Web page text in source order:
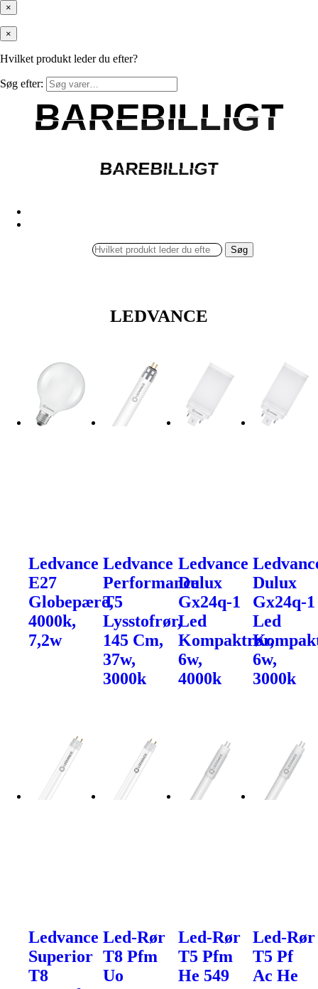
×
×
Hvilket produkt leder du efter?
Søg efter:
BAREBILLIGT
BAREBILLIGT
BAREBILLIGT
BAREBILLIGT
Søg
LEDVANCE
Ledvance
E27
Globepære,
4000k,
7,2w
Ledvance
Performance
T5
Lysstofrør,
145 Cm,
37w,
3000k
Ledvance
Dulux
Gx24q-1
Led
Kompaktrør,
6w,
4000k
Dulux
Gx24q-1
Led
6w,
3000k
Ledvance
Superior
T8
Led-Rør
T8 Pfm
Uo
Led-Rør
T5 Pfm
He 549
Led-Rør
T5 Pf
Ac He